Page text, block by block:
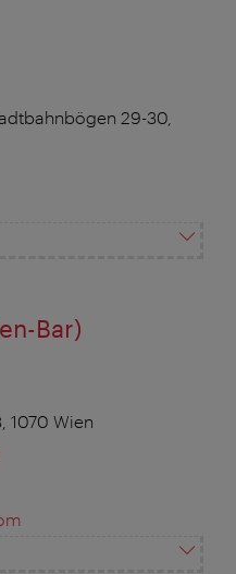
29-30,
Bar)
1070 Wien